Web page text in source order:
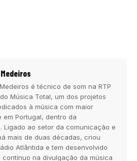
é técnico de som na RTP
Música Total, um dos projetos
à música com maior
em Portugal, dentro da
Ligado ao setor da comunicação e
mais de duas décadas, criou
Atlântida e tem desenvolvido
contínuo na divulgação da música